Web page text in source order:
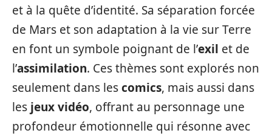
et à la quête d’identité. Sa séparation forcée
de Mars et son adaptation à la vie sur Terre
en font un symbole poignant de l’exil et de
l’assimilation. Ces thèmes sont explorés non
seulement dans lescomics, mais aussi dans
les jeux vidéo, offrant au personnage une
profondeur émotionnelle qui résonne avec